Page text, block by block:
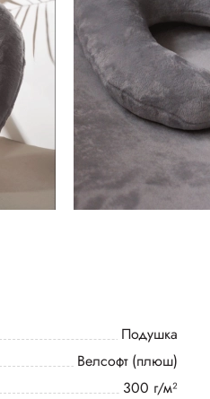
Подушка
Велсофт (плюш)
300 г/м²